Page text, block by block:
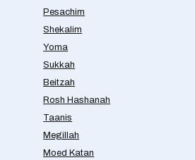
Pesachim
Shekalim
Yoma
Sukkah
Beitzah
Rosh Hashanah
Taanis
Megillah
Moed Katan